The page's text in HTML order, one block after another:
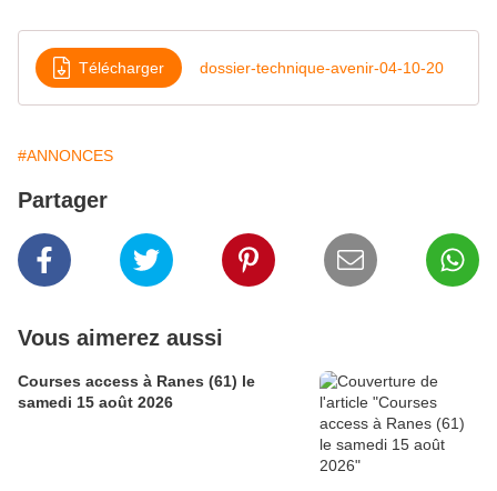
Télécharger dossier-technique-avenir-04-10-20
#ANNONCES
Partager
Vous aimerez aussi
Courses access à Ranes (61) le
samedi 15 août 2026